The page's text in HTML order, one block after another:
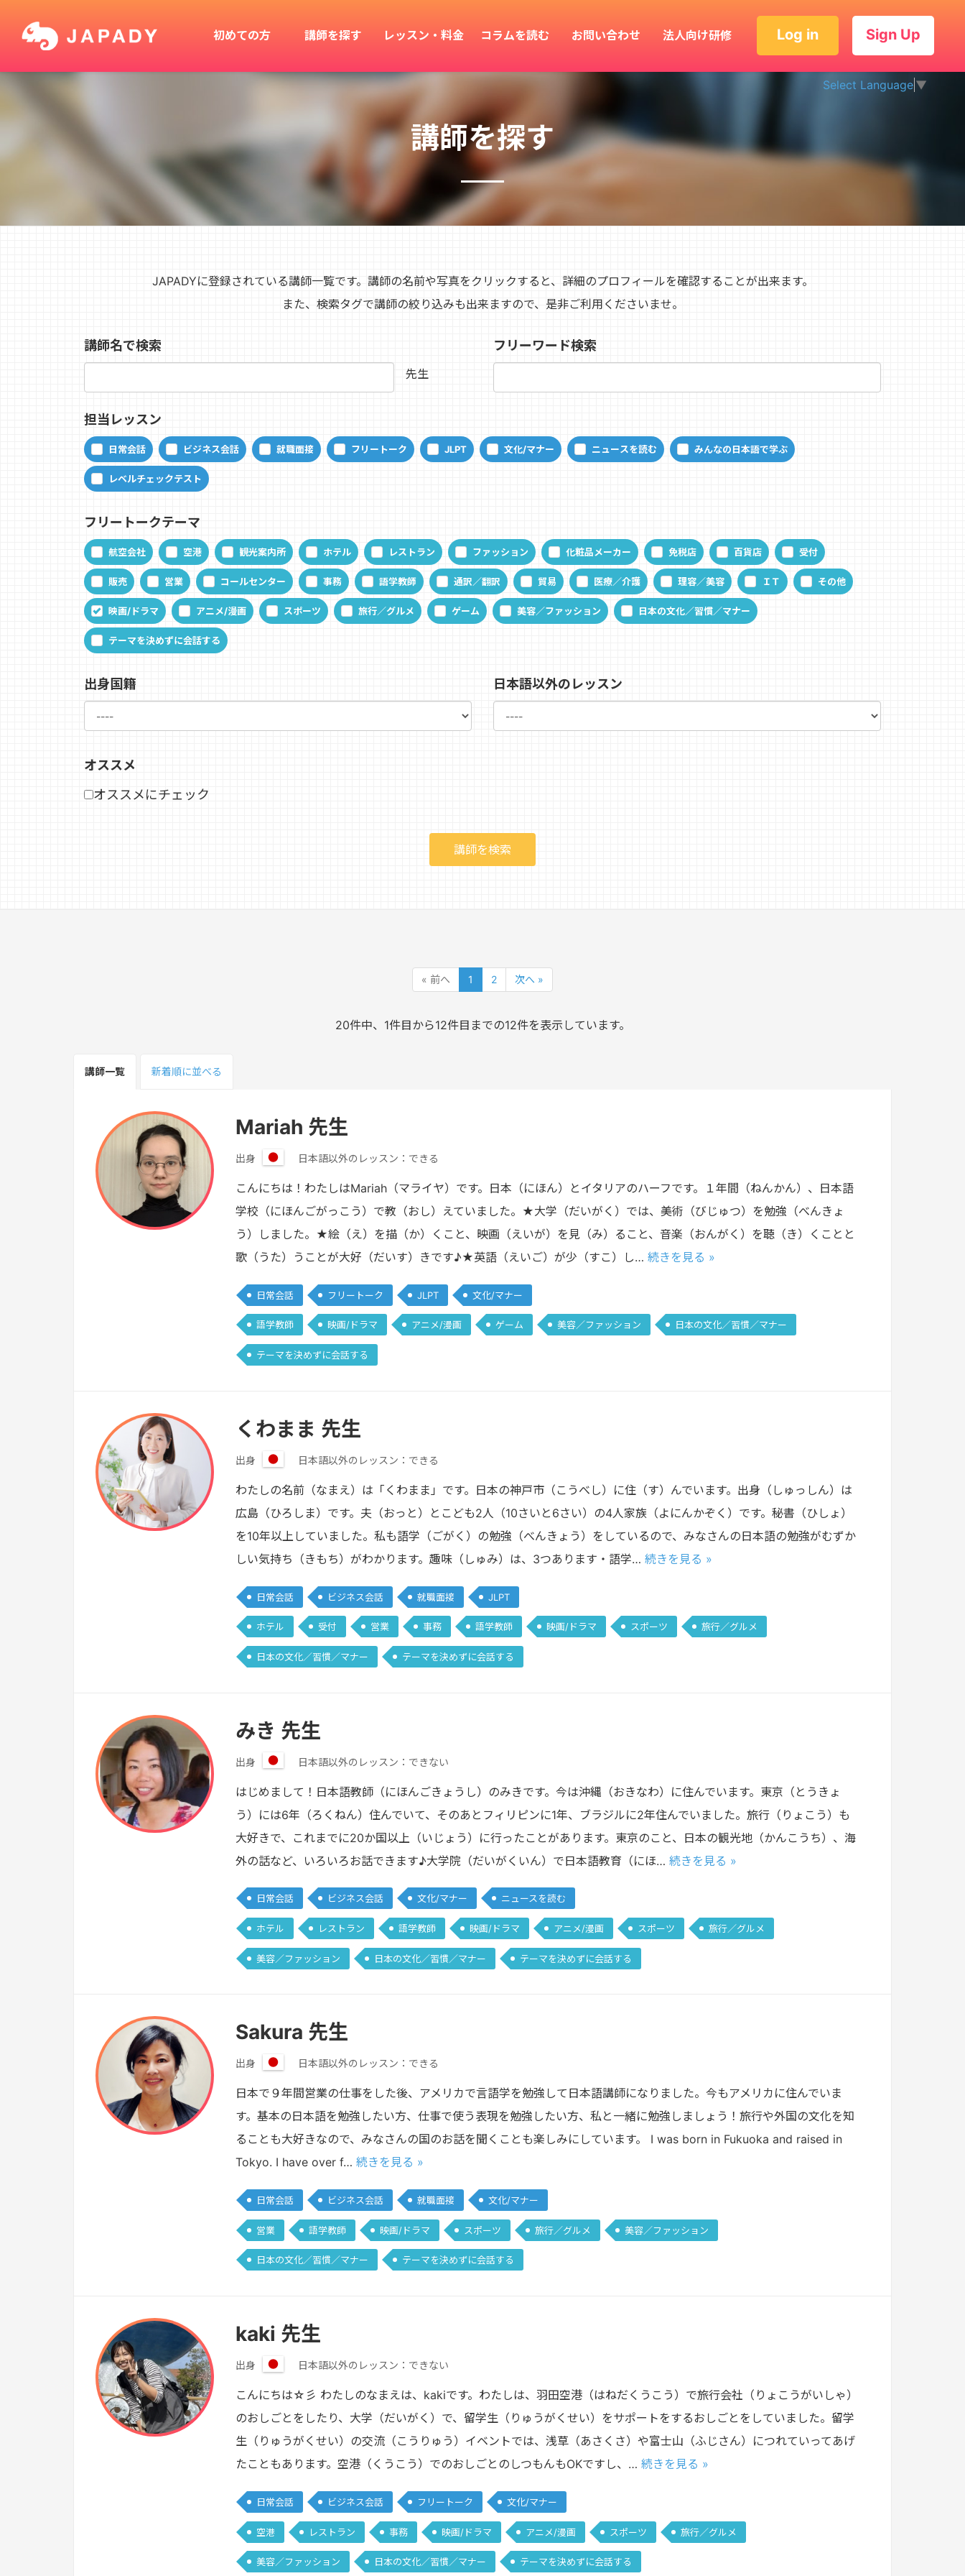
初めての方 講師を探す レッスン・料金 コラムを読む お問い合わせ 法人向け研修 Log in Sign Up
Select Language ▼
講師を探す
JAPADYに登録されている講師一覧です。講師の名前や写真をクリックすると、詳細のプロフィールを確認することが出来ます。
また、検索タグで講師の絞り込みも出来ますので、是非ご利用くださいませ。
講師名で検索
先生
フリーワード検索
担当レッスン
日常会話 ビジネス会話 就職面接 フリートーク JLPT 文化/マナー ニュースを読む みんなの日本語で学ぶ
レベルチェックテスト
フリートークテーマ
航空会社 空港 観光案内所 ホテル レストラン ファッション 化粧品メーカー 免税店 百貨店 受付
販売 営業 コールセンター 事務 語学教師 通訳／翻訳 貿易 医療／介護 理容／美容 ＩＴ その他
映画/ドラマ アニメ/漫画 スポーツ 旅行／グルメ ゲーム 美容／ファッション 日本の文化／習慣／マナー
テーマを決めずに会話する
出身国籍 日本語以外のレッスン
オススメ
オススメにチェック
« 前へ 1 2 次へ »
20件中、1件目から12件目までの12件を表示しています。
講師一覧 新着順に並べる
Mariah 先生
出身
日
本
日本語以外のレッスン：できる
こんにちは！わたしはMariah（マライヤ）です。日本（にほん）とイタリアのハーフです。１年間（ねんかん）、日本語
学校（にほんごがっこう）で教（おし）えていました。★大学（だいがく）では、美術（びじゅつ）を勉強（べんきょ
う）しました。★絵（え）を描（か）くこと、映画（えいが）を見（み）ること、音楽（おんがく）を聴（き）くことと
歌（うた）うことが大好（だいす）きです♪★英語（えいご）が少（すこ）し… 続きを見る »
日常会話 フリートーク JLPT 文化/マナー
語学教師 映画/ドラマ アニメ/漫画 ゲーム 美容／ファッション 日本の文化／習慣／マナー
テーマを決めずに会話する
くわまま 先生
出身
日
本
日本語以外のレッスン：できる
わたしの名前（なまえ）は「くわまま」です。日本の神戸市（こうべし）に住（す）んでいます。出身（しゅっしん）は
広島（ひろしま）です。夫（おっと）とこども2人（10さいと6さい）の4人家族（よにんかぞく）です。秘書（ひしょ）
を10年以上していました。私も語学（ごがく）の勉強（べんきょう）をしているので、みなさんの日本語の勉強がむずか
しい気持ち（きもち）がわかります。趣味（しゅみ）は、3つあります・語学… 続きを見る »
日常会話 ビジネス会話 就職面接 JLPT
ホテル 受付 営業 事務 語学教師 映画/ドラマ スポーツ 旅行／グルメ
日本の文化／習慣／マナー テーマを決めずに会話する
みき 先生
出身
本
日本語以外のレッスン：できない
はじめまして！日本語教師（にほんごきょうし）のみきです。今は沖縄（おきなわ）に住んでいます。東京（とうきょ
う）には6年（ろくねん）住んでいて、そのあとフィリピンに1年、ブラジルに2年住んでいました。旅行（りょこう）も
大好きで、これまでに20か国以上（いじょう）に行ったことがあります。東京のこと、日本の観光地（かんこうち）、海
外の話など、いろいろお話できます♪大学院（だいがくいん）で日本語教育（にほ… 続きを見る »
日常会話 ビジネス会話 文化/マナー ニュースを読む
ホテル レストラン 語学教師 映画/ドラマ アニメ/漫画 スポーツ 旅行／グルメ
美容／ファッション 日本の文化／習慣／マナー テーマを決めずに会話する
Sakura 先生
出身
本
日本語以外のレッスン：できる
日本で９年間営業の仕事をした後、アメリカで言語学を勉強して日本語講師になりました。今もアメリカに住んでいま
す。基本の日本語を勉強したい方、仕事で使う表現を勉強したい方、私と一緒に勉強しましょう！旅行や外国の文化を知
ることも大好きなので、みなさんの国のお話を聞くことも楽しみにしています。 I was born in Fukuoka and raised in
Tokyo. I have over f… 続きを見る »
日常会話 ビジネス会話 就職面接 文化/マナー
営業 語学教師 映画/ドラマ スポーツ 旅行／グルメ 美容／ファッション
日本の文化／習慣／マナー テーマを決めずに会話する
kaki 先生
出身
日
本
日本語以外のレッスン：できない
こんにちは☆彡 わたしのなまえは、kakiです。わたしは、羽田空港（はねだくうこう）で旅行会社（りょこうがいしゃ）
のおしごとをしたり、大学（だいがく）で、留学生（りゅうがくせい）をサポートをするおしごとをしていました。留学
生（りゅうがくせい）の交流（こうりゅう）イベントでは、浅草（あさくさ）や富士山（ふじさん）につれていってあげ
たこともあります。空港（くうこう）でのおしごとのしつもんもOKですし、… 続きを見る »
日常会話 ビジネス会話 フリートーク 文化/マナー
空港 レストラン 事務 映画/ドラマ アニメ/漫画 スポーツ 旅行／グルメ
美容／ファッション 日本の文化／習慣／マナー テーマを決めずに会話する